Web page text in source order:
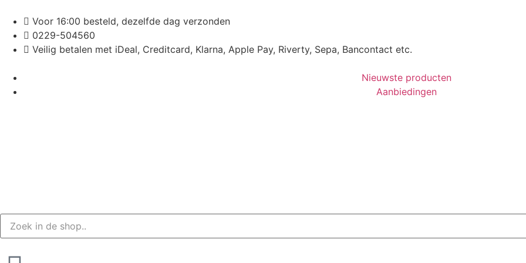
Voor 16:00 besteld, dezelfde dag verzonden
0229-504560
Veilig betalen met iDeal, Creditcard, Klarna, Apple Pay, Riverty, Sepa, Bancontact etc.
Nieuwste producten
Aanbiedingen